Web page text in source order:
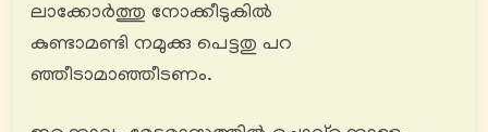
ലാക്കോര്‍ത്തു നോക്കീടുകിൽ
കുണ്ടാമണ്ടി നമുക്കു പെട്ടതു പറ
ഞ്ഞീടാമാഞ്ഞീടണം.